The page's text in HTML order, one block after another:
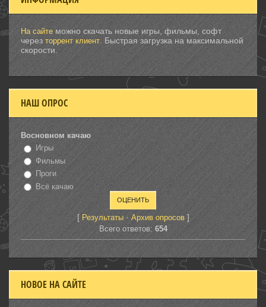
На сайте можно скачать новые игры, фильмы, софт
через торрент клиент . Быстрая загрузка на максимальной
скорости.
НАШ ОПРОС
Восновном качаю
Игры
Фильмы
Проги
Всё качаю
[ Результаты· Архив опросов]
Всего ответов: 654
НОВОЕ НА САЙТЕ